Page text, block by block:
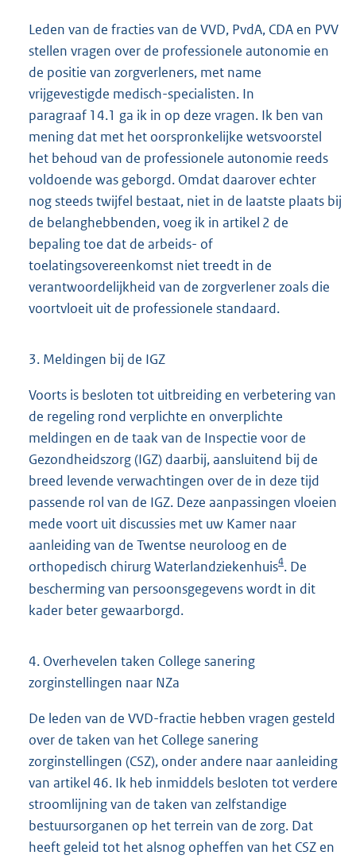
Leden van de fracties van de VVD, PvdA, CDA en PVV
stellen vragen over de professionele autonomie en
de positie van zorgverleners, met name
vrijgevestigde medisch-specialisten. In
paragraaf 14.1 ga ik in op deze vragen. Ik ben van
mening dat met het oorspronkelijke wetsvoorstel
het behoud van de professionele autonomie reeds
voldoende was geborgd. Omdat daarover echter
nog steeds twijfel bestaat, niet in de laatste plaats bij
de belanghebbenden, voeg ik in artikel 2 de
bepaling toe dat de arbeids- of
toelatingsovereenkomst niet treedt in de
verantwoordelijkheid van de zorgverlener zoals die
voortvloeit uit de professionele standaard.
3. Meldingen bij de IGZ
Voorts is besloten tot uitbreiding en verbetering van
de regeling rond verplichte en onverplichte
meldingen en de taak van de Inspectie voor de
Gezondheidszorg (IGZ) daarbij, aansluitend bij de
breed levende verwachtingen over de in deze tijd
passende rol van de IGZ. Deze aanpassingen vloeien
mede voort uit discussies met uw Kamer naar
aanleiding van de Twentse neuroloog en de
orthopedisch chirurg Waterlandziekenhuis4. De
bescherming van persoonsgegevens wordt in dit
kader beter gewaarborgd.
4. Overhevelen taken College sanering
zorginstellingen naar NZa
De leden van de VVD-fractie hebben vragen gesteld
over de taken van het College sanering
zorginstellingen (CSZ), onder andere naar aanleiding
van artikel 46. Ik heb inmiddels besloten tot verdere
stroomlijning van de taken van zelfstandige
bestuursorganen op het terrein van de zorg. Dat
heeft geleid tot het alsnog opheffen van het CSZ en